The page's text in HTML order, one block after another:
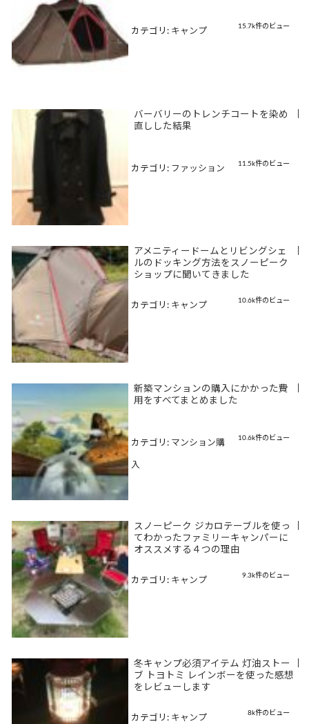
15.7k件のビュー
カテゴリ: キャンプ
バーバリーのトレンチコートを染め
直しした結果
11.5k件のビュー
カテゴリ: ファッション
アメニティードームとリビングシェ
ルのドッキング方法をスノーピーク
ショップに聞いてきました
10.6k件のビュー
カテゴリ: キャンプ
新築マンションの購入にかかった費
用をすべてまとめました
10.6k件のビュー
カテゴリ: マンション購
入
スノーピーク ジカロテーブルを使っ
てわかったファミリーキャンパーに
オススメする４つの理由
9.3k件のビュー
カテゴリ: キャンプ
冬キャンプ必須アイテム 灯油ストー
ブ トヨトミ レインボーを使った感想
をレビューします
8k件のビュー
カテゴリ: キャンプ